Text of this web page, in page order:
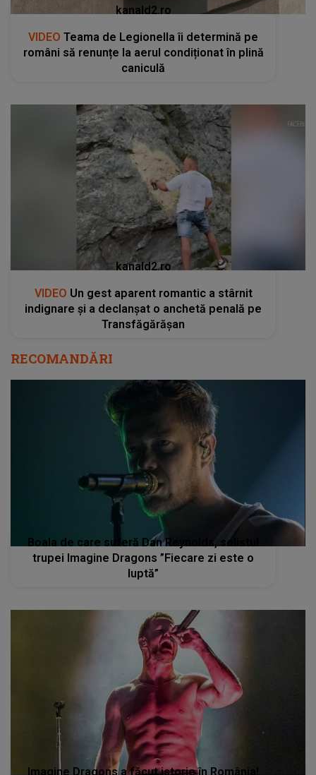
kanald2.ro
VIDEO Teama de Legionella îi determină pe
români să renunțe la aerul condiționat în plină
caniculă
kanald2.ro
VIDEO Un gest aparent romantic a stârnit
indignare și a declanșat o anchetă penală pe
Transfăgărășan
RECOMANDĂRI
Boala de care suferă Dan Reynolds, solistul
trupei Imagine Dragons ”Fiecare zi este o
luptă”
Imagine Dragons a făcut istorie în România!